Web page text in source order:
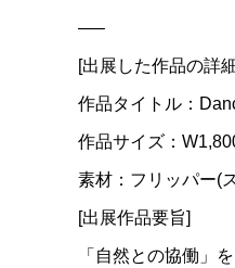
—–
[出展した作品の詳
作品タイトル：
作品サイズ：
素材：フリッパー(
[出展作品要旨]
「自然との協働」